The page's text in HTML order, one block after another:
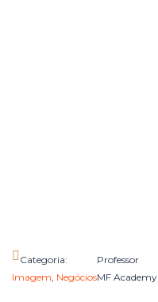
Categoria:
Imagem Negócios
Professor
MF Academy